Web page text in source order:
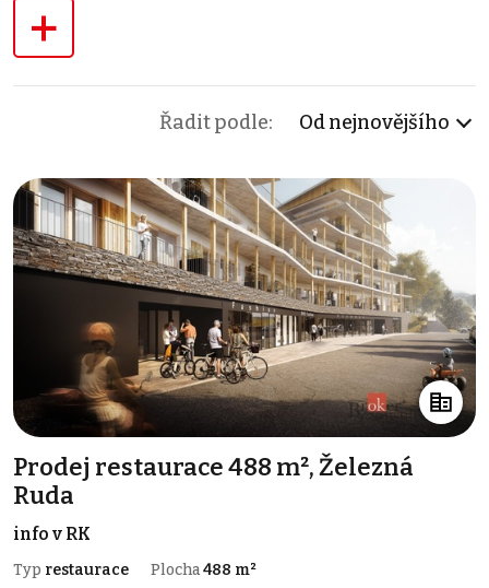
+
Řadit podle: Od nejnovějšího
Prodej restaurace 488 m², Železná
Ruda
info v RK
Typ restaurace Plocha488 m²